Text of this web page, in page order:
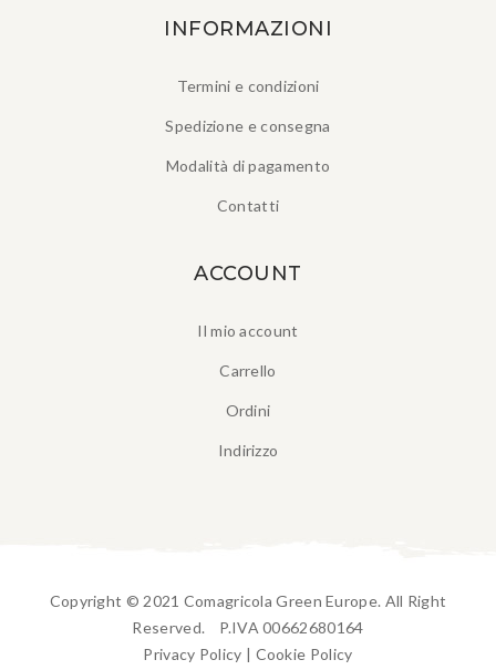
INFORMAZIONI
Termini e condizioni
Spedizione e consegna
Modalità di pagamento
Contatti
ACCOUNT
Il mio account
Carrello
Ordini
Indirizzo
Copyright © 2021 Comagricola Green Europe. All Right
Reserved. P.IVA 00662680164
Privacy Policy | Cookie Policy